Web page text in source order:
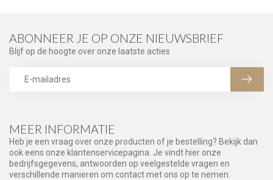
MEER INFORMATIE
Heb je een vraag over onze producten of je bestelling? Bekijk dan
ook eens onze klantenservicepagina. Je vindt hier onze
bedrijfsgegevens, antwoorden op veelgestelde vragen en
verschillende manieren om contact met ons op te nemen.
ABONNEER JE OP ONZE NIEUWSBRIEF
Blijf op de hoogte over onze laatste acties